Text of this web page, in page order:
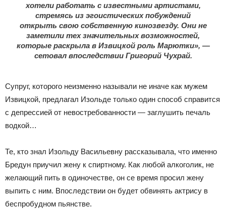
хотели работать с известными артистами,
стремясь из эгоистических побуждений
открыть свою собственную кинозвезду. Они не
заметили тех значительных возможностей,
которые раскрыла в Извицкой роль Марютки», —
сетовал впоследствии Григорий Чухрай.
Супруг, которого неизменно называли не иначе как мужем
Извицкой, предлагал Изольде только один способ справится
с депрессией от невостребованности — заглушить печаль
водкой…
Те, кто знал Изольду Васильевну рассказывала, что именно
Бредун приучил жену к спиртному. Как любой алкоголик, не
желающий пить в одиночестве, он се время просил жену
выпить с ним. Впоследствии он будет обвинять актрису в
беспробудном пьянстве.